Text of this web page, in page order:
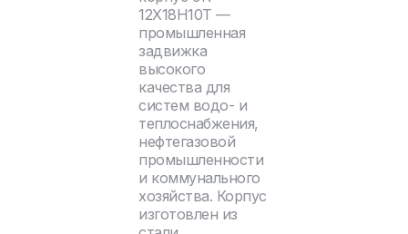
12Х18Н10Т —
промышленная
задвижка
высокого
качества для
систем водо- и
теплоснабжения,
нефтегазовой
промышленности
и коммунального
хозяйства. Корпус
изготовлен из